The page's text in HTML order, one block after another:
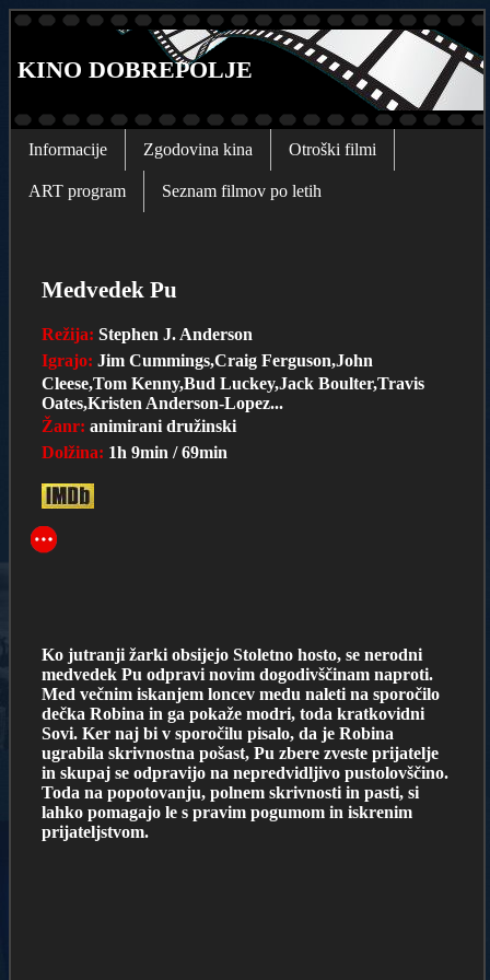
KINO DOBREPOLJE
Informacije Zgodovina kina Otroški filmi
ART program Seznam filmov po letih
Medvedek Pu
Režija: Stephen J. Anderson
Igrajo: Jim Cummings,Craig Ferguson,John
Cleese,Tom Kenny,Bud Luckey,Jack Boulter,Travis
Oates,Kristen Anderson-Lopez...
Žanr: animirani družinski
Dolžina: 1h 9min / 69min
Ko jutranji žarki obsijejo Stoletno hosto, se nerodni
medvedek Pu odpravi novim dogodivščinam naproti.
Med večnim iskanjem loncev medu naleti na sporočilo
dečka Robina in ga pokaže modri, toda kratkovidni
Sovi. Ker naj bi v sporočilu pisalo, da je Robina
ugrabila skrivnostna pošast, Pu zbere zveste prijatelje
in skupaj se odpravijo na nepredvidljivo pustolovščino.
Toda na popotovanju, polnem skrivnosti in pasti, si
lahko pomagajo le s pravim pogumom in iskrenim
prijateljstvom.